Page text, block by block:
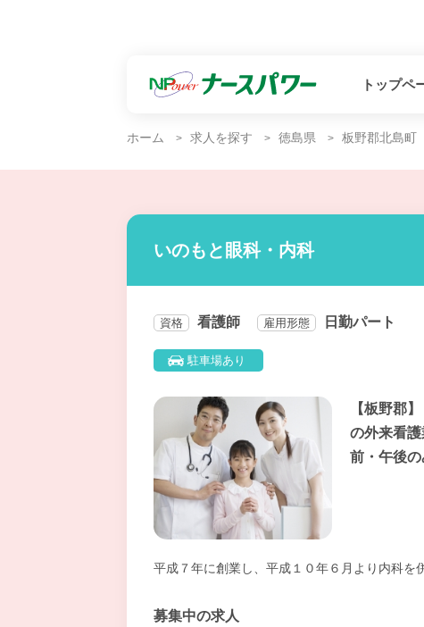
トップペ
ホーム 求人を探す 徳島県 板野郡北島町
いのもと眼科・内科
資格 看護師 雇用形態 日勤パート
駐車場あり
【板野郡
の外来看
前・午後の
平成７年に創業し、平成１０年６月より内科を
募集中の求人